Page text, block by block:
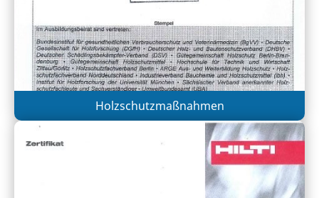
Holzschutzmaßnahmen